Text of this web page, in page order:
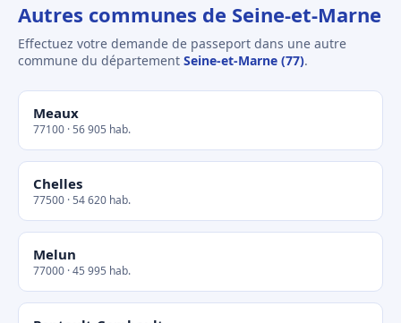
Autres communes de Seine-et-Marne
Effectuez votre demande de passeport dans une autre
commune du département Seine-et-Marne (77).
Meaux
77100 · 56 905 hab.
Chelles
77500 · 54 620 hab.
Melun
77000 · 45 995 hab.